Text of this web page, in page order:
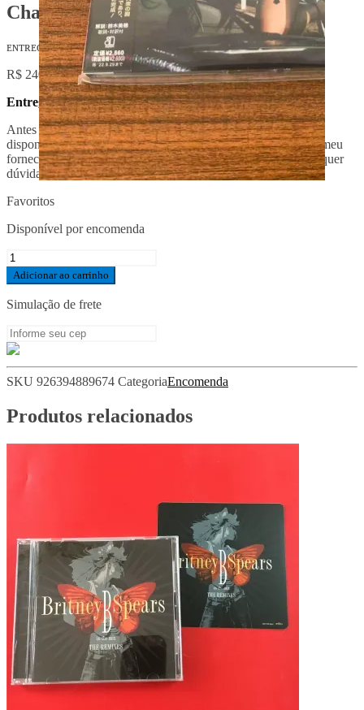
Charli XCX
ᴇɴᴛʀᴇɢᴀ: 30-40 ᴅɪᴀs úᴛᴇɪs.
R$ 240,00
Entrega em até 40 dias úteis.
Antes de comprar, dá uma conferida na abaF.A.Q. A
disponibilidade desse produto será confirmada no estoque do meu
fornecedor após o seu pedido (Atualizações por e-mail). Qualquer
dúvida, me chama noWhatsapp!
Favoritos
Disponível por encomenda
Charli
XCX
quantidade
Adicionar ao carrinho
Simulação de frete
SKU 926394889674 CategoriaEncomenda
Produtos relacionados